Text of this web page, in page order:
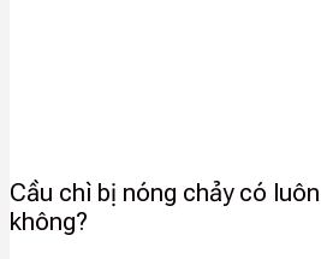
Cầu chì bị nóng chảy có
không?